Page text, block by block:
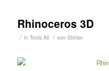
Rhinoceros 3D
/ in Tools All / von Stefan